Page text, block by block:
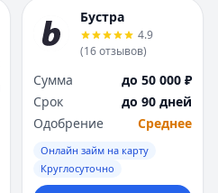
Бустра
4.9
(16отзывов)
Сумма
до 50 000 ₽
Срок
до 90 дней
Одобрение
Среднее
Онлайн займ на карту
Круглосуточно